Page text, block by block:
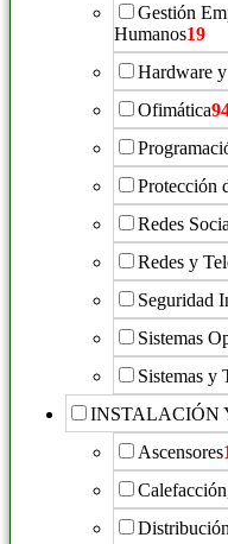
Gestión
Humanos19
Hardware
Ofimática
Protección
Redes
Redes y
Seguridad
Sistemas
Sistemas y
INSTALACIÓN
Ascensores